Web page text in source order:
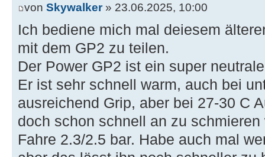
von Skywalker» 23.06.2025, 10:00
Ich bediene mich mal deiesem
mit dem GP2 zu teilen.
Der Power GP2 ist ein super
Er ist sehr schnell warm, auch bei
ausreichend Grip, aber bei 27-30 C
doch schon schnell an zu
Fahre 2.3/2.5 bar. Habe auch mal